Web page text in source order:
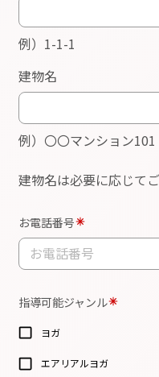
8.
講座内での配布物や
三者へのコピー、
借、回覧、営利目的
用を固く禁じます。
も禁止です。
会は一切責任を負い
9.
天災や災害、その他
延や中止の場合には
同様とさせていただ
その他、会場となる